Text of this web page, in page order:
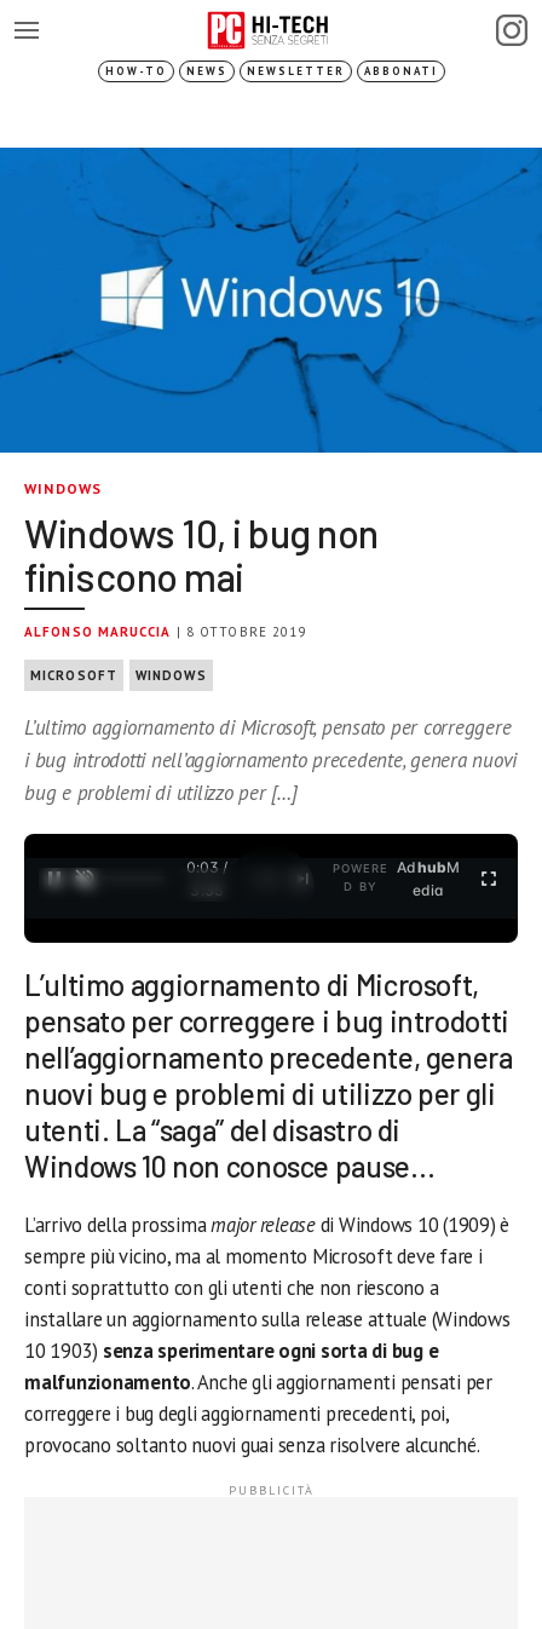
HOW-TO NEWS NEWSLETTER ABBONATI
WINDOWS
Windows 10, i bug non
finiscono mai
ALFONSO MARUCCIA | 8 OTTOBRE 2019
MICROSOFT WINDOWS
L’ultimo aggiornamento di Microsoft, pensato per correggere
i bug introdotti nell’aggiornamento precedente, genera nuovi
bug e problemi di utilizzo per […]
0:04 /
3:35
POWERE
D BY
AdhubM
edia
L’ultimo aggiornamento di Microsoft,
pensato per correggere i bug introdotti
nell’aggiornamento precedente, genera
nuovi bug e problemi di utilizzo per gli
utenti. La “saga” del disastro di
Windows 10 non conosce pause…
L’arrivo della prossimamajor releasedi Windows 10 (1909) è
sempre più vicino, ma al momento Microsoft deve fare i
conti soprattutto con gli utenti che non riescono a
installare un aggiornamento sulla release attuale (Windows
10 1903) senza sperimentare ogni sorta di bug e
malfunzionamento. Anche gli aggiornamenti pensati per
correggere i bug degli aggiornamenti precedenti, poi,
provocano soltanto nuovi guai senza risolvere alcunché.